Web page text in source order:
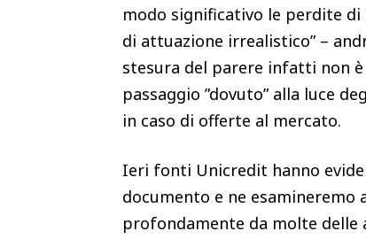
modo significativo le perdite
di attuazione irrealistico” –
stesura del parere infatti non
passaggio ”dovuto” alla luce
in caso di offerte al mercato.
Ieri fonti Unicredit hanno
documento e ne esamineremo
profondamente da molte